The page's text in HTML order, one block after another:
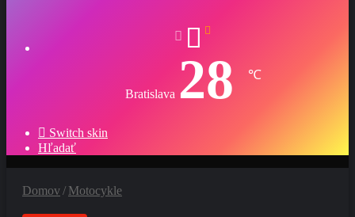
Bratislava 28 ℃
Switch skin
Hľadať
Domov/ Motocykle